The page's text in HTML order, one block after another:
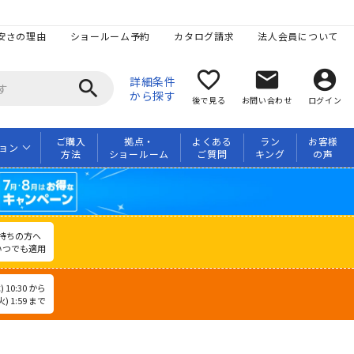
さの理由 ショールーム予約 カタログ請求 法人会員について
search
詳細条件
から探す
favorite_border
後で見る
mail
お問い合わせ
account_circle
ログイン
ン
ご購入
方法
拠点・
ショールーム
よくある
ご質問
ラン
キング
お客様
の声
ちの方へ
でも適用
10:30 から
) 1:59 まで